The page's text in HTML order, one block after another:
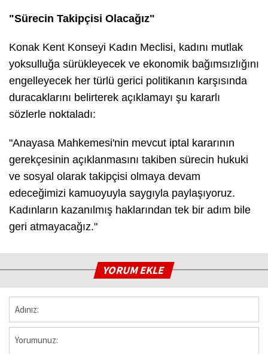
​"Sürecin Takipçisi Olacağız"
​Konak Kent Konseyi Kadın Meclisi, kadını mutlak
yoksulluğa sürükleyecek ve ekonomik bağımsızlığını
engelleyecek her türlü gerici politikanın karşısında
duracaklarını belirterek açıklamayı şu kararlı
sözlerle noktaladı:
"Anayasa Mahkemesi'nin mevcut iptal kararının
gerekçesinin açıklanmasını takiben sürecin hukuki
ve sosyal olarak takipçisi olmaya devam
edeceğimizi kamuoyuyla saygıyla paylaşıyoruz.
Kadınların kazanılmış haklarından tek bir adım bile
geri atmayacağız."
YORUM EKLE